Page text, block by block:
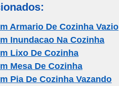
e
gr
a
m
at
s
A
p
p
e
Armario De Cozinha Vazio
Inundacao Na Cozinha
Lixo De Cozinha
Mesa De Cozinha
Pia De Cozinha Vazando